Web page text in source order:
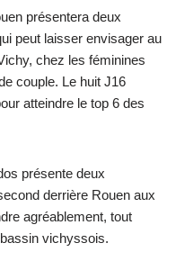
présentera deux
peut laisser envisager au
chez les féminines
couple. Le huit J16
atteindre le top 6 des
présente deux
derrière Rouen aux
agréablement, tout
vichyssois.